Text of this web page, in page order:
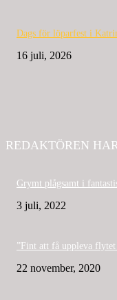
Dags för löparfest i
16 juli, 2026
REDAKTÖREN
Grymt plågsamt i
3 juli, 2022
”Fint att få uppleva flytet
22 november, 2020